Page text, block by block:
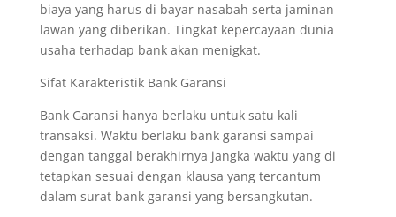
biaya yang harus di bayar nasabah serta jaminan
lawan yang diberikan. Tingkat kepercayaan dunia
usaha terhadap bank akan menigkat.
Sifat Karakteristik Bank Garansi
Bank Garansi hanya berlaku untuk satu kali
transaksi. Waktu berlaku bank garansi sampai
dengan tanggal berakhirnya jangka waktu yang di
tetapkan sesuai dengan klausa yang tercantum
dalam surat bank garansi yang bersangkutan.